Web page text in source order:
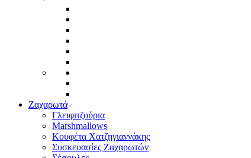
Ζαχαρωτά
Γλειφιτζούρια
Marshmallows
Κουφέτα Χατζηγιαννάκης
Συσκευασίες Ζαχαρωτών